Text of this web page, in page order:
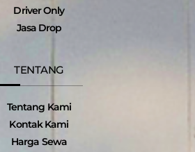
Driver Only
Jasa Drop
TENTANG
Tentang Kami
Kontak Kami
Harga Sewa